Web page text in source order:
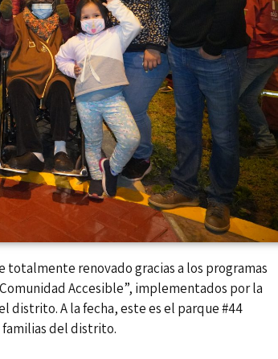
totalmente renovado gracias a los programas
Accesible”, implementados por la
distrito. A la fecha, este es el parque #44
del distrito.